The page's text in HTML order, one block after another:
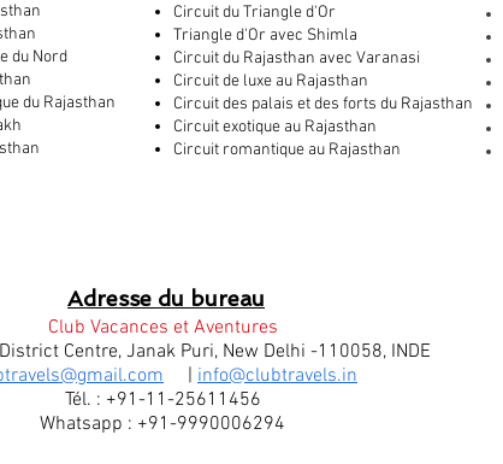
du Nord
du Rajasthan
Circuit du Triangle d'Or
Triangle d'Or avec Shimla
Circuit du Rajasthan avec Varanasi
Circuit de luxe au Rajasthan
Circuit des palais et des forts du Rajasthan
Circuit exotique au Rajasthan
Circuit romantique au Rajasthan
Adresse du bureau
Club Vacances et Aventures
Centre, Janak Puri, New Delhi -110058, INDE
| info@clubtravels.in
Tél. : +91-11-25611456
Whatsapp : +91-9990006294